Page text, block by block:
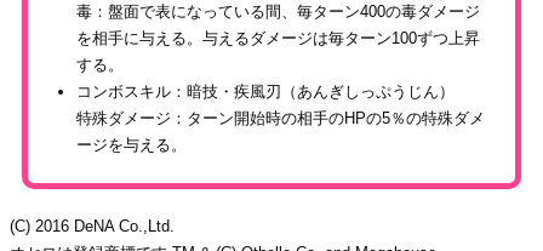
毒：盤面で表になっている間、毎ターン400の毒ダメージ
を相手に与える。与えるダメージは毎ターン100ずつ上昇
する。
コンボスキル：暗技・疾風刃（あんぎしっぷうじん）
特殊ダメージ：ターン開始時の相手のHPの5％の特殊ダメ
ージを与える。
(C) 2016 DeNA Co.,Ltd.